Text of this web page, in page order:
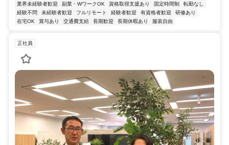
業界未経験者歓迎 副業・WワークOK 資格取得支援あり 固定時間制
転勤なし
経験不問
未経験者歓迎 フルリモート 経験者歓迎 有資格者歓迎
研修あり
在宅OK
賞与あり 交通費支給 長期歓迎 長期休暇あり 服装自由
正社員